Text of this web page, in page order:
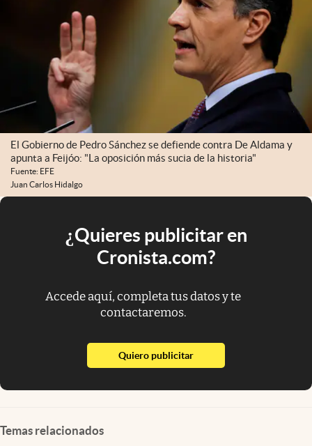
El Gobierno de Pedro Sánchez se defiende contra De Aldama y
apunta a Feijóo: "La oposición más sucia de la historia"
Fuente: EFE
Juan Carlos Hidalgo
¿Quieres publicitar en
Cronista.com?
Accede aquí, completa tus datos y te
contactaremos.
Quiero publicitarabre en nueva pestaña
Temas relacionados